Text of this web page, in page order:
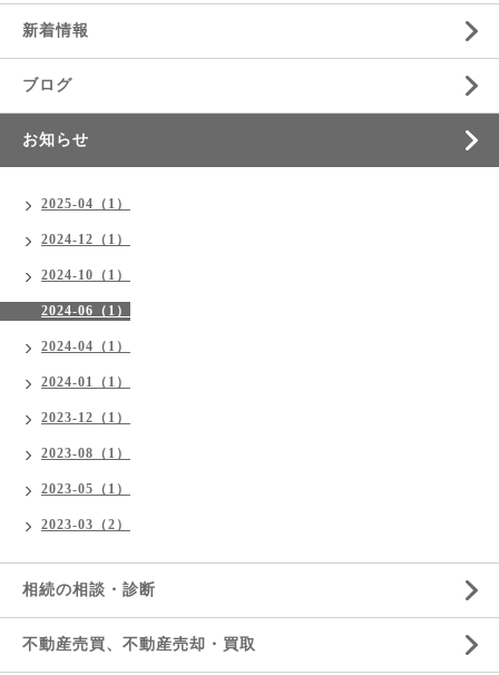
新着情報
ブログ
お知らせ
2025-04（1）
2024-12（1）
2024-10（1）
2024-06（1）
2024-04（1）
2024-01（1）
2023-12（1）
2023-08（1）
2023-05（1）
2023-03（2）
相続の相談・診断
不動産売買、不動産売却・買取